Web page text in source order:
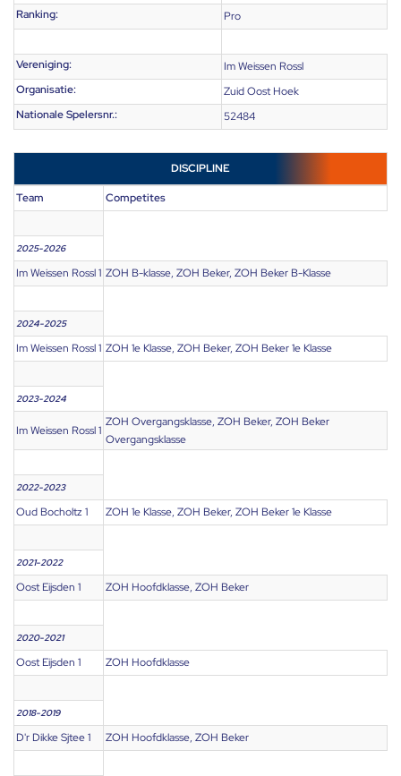
Ranking:
Pro
Vereniging:
Im Weissen Rossl
Organisatie:
Zuid Oost Hoek
Nationale Spelersnr.:
52484
DISCIPLINE
Team Competites
2025-2026
Im Weissen Rossl 1 ZOH B-klasse, ZOH Beker, ZOH Beker B-Klasse
2024-2025
Im Weissen Rossl 1 ZOH 1e Klasse, ZOH Beker, ZOH Beker 1e Klasse
2023-2024
Im Weissen Rossl 1
ZOH Overgangsklasse, ZOH Beker, ZOH Beker
Overgangsklasse
2022-2023
Oud Bocholtz 1 ZOH 1e Klasse, ZOH Beker, ZOH Beker 1e Klasse
2021-2022
Oost Eijsden 1 ZOH Hoofdklasse, ZOH Beker
2020-2021
Oost Eijsden 1 ZOH Hoofdklasse
2018-2019
D'r Dikke Sjtee 1 ZOH Hoofdklasse, ZOH Beker